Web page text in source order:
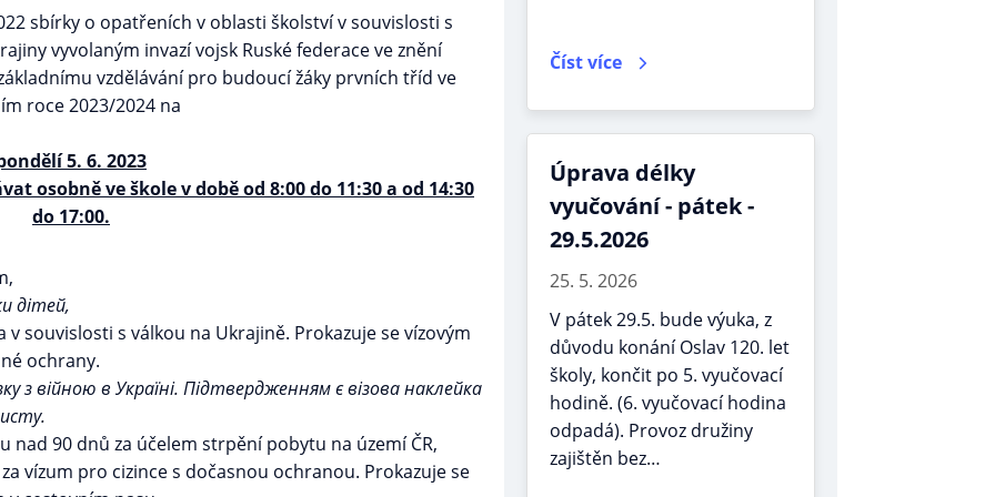
sbírky o opatřeních v oblasti školství v souvislosti s
vyvolaným invazí vojsk Ruské federace ve znění
vzdělávání pro budoucí žáky prvních tříd ve
roce 2023/2024 na
5. 6. 2023
osobně ve škole v době od 8:00 do 11:30 a od 14:30
do 17:00.
дітей,
souvislosti s válkou na Ukrajině. Prokazuje se vízovým
ochrany.
з війною в Україні. Підтвердженням є візова наклейка
90 dnů za účelem strpění pobytu na území ČR,
vízum pro cizince s dočasnou ochranou. Prokazuje se
Číst více
Úprava délky
vyučování - pátek -
29.5.2026
25. 5. 2026
V pátek 29.5. bude výuka, z
důvodu konání Oslav 120. let
školy, končit po 5. vyučovací
hodině. (6. vyučovací hodina
odpadá). Provoz družiny
zajištěn bez…